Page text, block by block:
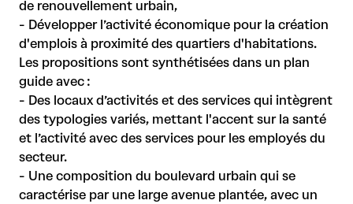
de renouvellement urbain,
- Développer l’activité économique pour la création
d'emplois à proximité des quartiers d'habitations.
Les propositions sont synthétisées dans un plan
guide avec :
- Des locaux d’activités et des services qui intègrent
des typologies variés, mettant l'accent sur la santé
et l’activité avec des services pour les employés du
secteur.
- Une composition du boulevard urbain qui se
caractérise par une large avenue plantée, avec un